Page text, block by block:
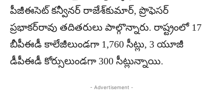
పీజీఈసెట్‌ కన్వీనర్‌ రాజేశ్‌కుమార్‌, ప్రొఫెసర్‌
ప్రభాకర్‌రావు తదితరులు పాల్గొన్నారు. రాష్ట్రంలో 17
బీపీఈడీ కాలేజీలుండగా 1,760 సీట్లు, 3 యూజీ
డీపీఈడీ కోర్సులుండగా 300 సీట్లున్నాయి.
- Advertisement -